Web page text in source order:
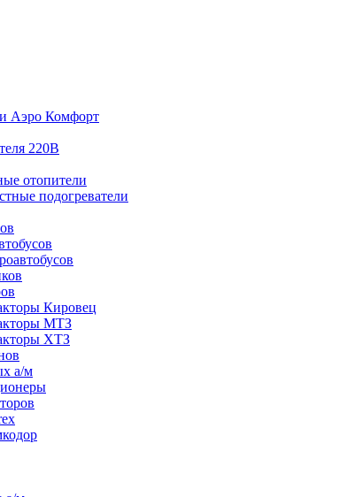
Аэро Комфорт
220В
отопители
подогреватели
Кировец
МТЗ
ХТЗ
а/м